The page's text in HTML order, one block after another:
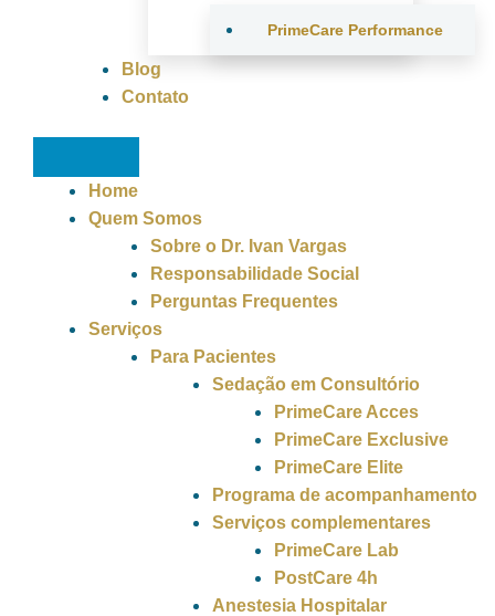
PrimeCare Performance
Blog
Contato
Home
Quem Somos
Sobre o Dr. Ivan Vargas
Responsabilidade Social
Perguntas Frequentes
Serviços
Para Pacientes
Sedação em Consultório
PrimeCare Acces
PrimeCare Exclusive
PrimeCare Elite
Programa de acompanhamento
Serviços complementares
PrimeCare Lab
PostCare 4h
Anestesia Hospitalar